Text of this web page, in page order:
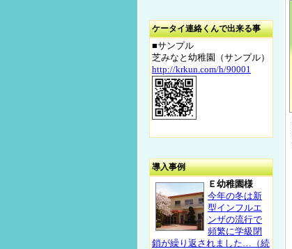
ケータイ連絡くんで出来る事
■サンプル
芝みなと幼稚園（サンプル）
http://krkun.com/h/90001
導入事例
Ｅ幼稚園様
今年の冬は新
型インフルエ
ンザの流行で
頻繁に学級閉
鎖が繰り返されました…（続